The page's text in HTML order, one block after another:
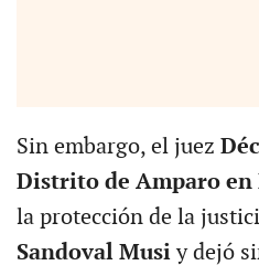
Sin embargo, el juez
Distrito de Amparo en
la protección de la
Sandoval Musiy dejó